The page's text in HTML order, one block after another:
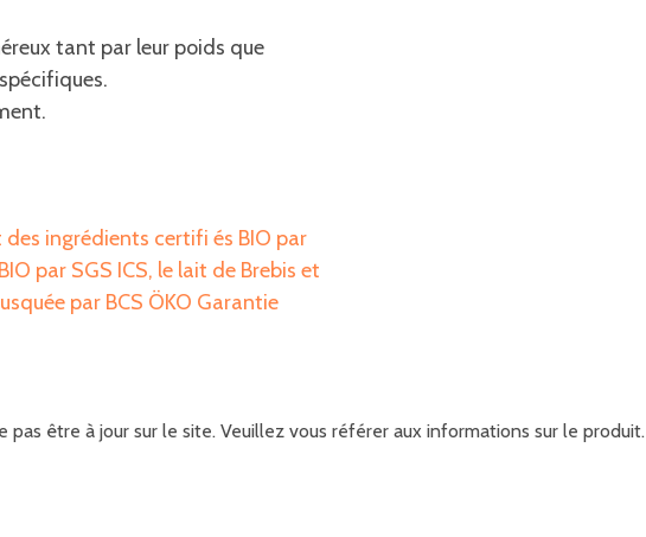
tant par leur poids que
ingrédients certifi és BIO par
par SGS ICS, le lait de Brebis et
par BCS ÖKO Garantie
être à jour sur le site. Veuillez vous référer aux informations sur le